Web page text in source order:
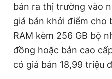
bán ra thị trường vào
giá bán khởi điểm cho
RAM kèm 256 GB bộ
đồng hoặc bản cao
có giá bán 18,99 triệu